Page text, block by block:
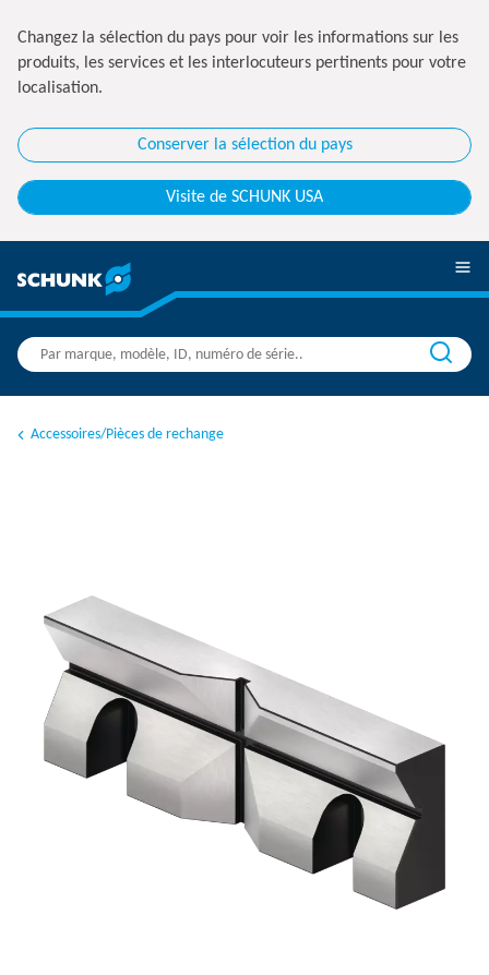
Changez la sélection du pays pour voir les informations sur les
produits, les services et les interlocuteurs pertinents pour votre
localisation.
Conserver la sélection du pays
Visite de SCHUNK USA
Accessoires/Pièces de rechange